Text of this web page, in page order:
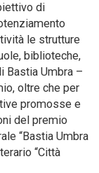
di
le strutture
biblioteche,
Bastia Umbra –
oltre che per
promosse e
del premio
“Bastia Umbra
“Città